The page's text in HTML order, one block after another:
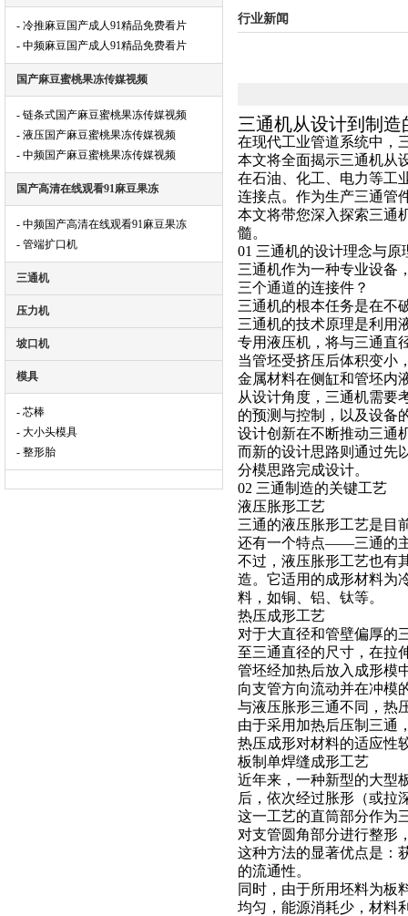
- 冷推麻豆国产成人91精品免费看片
- 中频麻豆国产成人91精品免费看片
国产麻豆蜜桃果冻传媒视频
- 链条式国产麻豆蜜桃果冻传媒视频
- 液压国产麻豆蜜桃果冻传媒视频
- 中频国产麻豆蜜桃果冻传媒视频
国产高清在线观看91麻豆果冻
- 中频国产高清在线观看91麻豆果冻
- 管端扩口机
三通机
压力机
坡口机
模具
- 芯棒
- 大小头模具
- 整形胎
行业新闻
三通机从设计到制
在现代工业管道系统中，
本文将全面揭示三通机从
在石油、化工、电力等工
连接点。作为生产三通管
本文将带您深入探索三通
髓。
01 三通机的设计理念与原
三通机作为一种专业设备
三个通道的连接件？
三通机的根本任务是在不
三通机的技术原理是利用
专用液压机，将与三通直
当管坯受挤压后体积变小
金属材料在侧缸和管坯内
从设计角度，三通机需要
的预测与控制，以及设备
设计创新在不断推动三通
而新的设计思路则通过先
分模思路完成设计。
02 三通制造的关键工艺
液压胀形工艺
三通的液压胀形工艺是目
还有一个特点——三通的
不过，液压胀形工艺也有
造。它适用的成形材料为
料，如铜、铝、钛等。
热压成形工艺
对于大直径和管壁偏厚的
至三通直径的尺寸，在拉
管坯经加热后放入成形模
向支管方向流动并在冲模
与液压胀形三通不同，热
由于采用加热后压制三通
热压成形对材料的适应性
板制单焊缝成形工艺
近年来，一种新型的大型
后，依次经过胀形（或拉
这一工艺的直筒部分作为
对支管圆角部分进行整形
这种方法的显著优点是：
的流通性。
同时，由于所用坯料为板
均匀，能源消耗少，材料